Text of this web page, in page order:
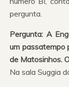
pergunta.
Pergunta: A
um passatempo
de Matosinhos.
Na sala Suggia